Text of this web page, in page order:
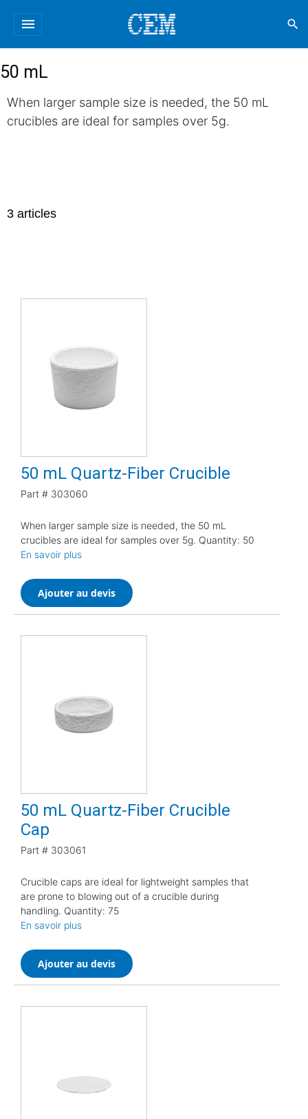
menu search
50 mL
When larger sample size is needed, the 50 mL
crucibles are ideal for samples over 5g.
3 articles
50 mL Quartz-Fiber Crucible
Part # 303060
When larger sample size is needed, the 50 mL
crucibles are ideal for samples over 5g. Quantity: 50
En savoir plus
Ajouter au devis
50 mL Quartz-Fiber Crucible
Cap
Part # 303061
Crucible caps are ideal for lightweight samples that
are prone to blowing out of a crucible during
handling. Quantity: 75
En savoir plus
Ajouter au devis